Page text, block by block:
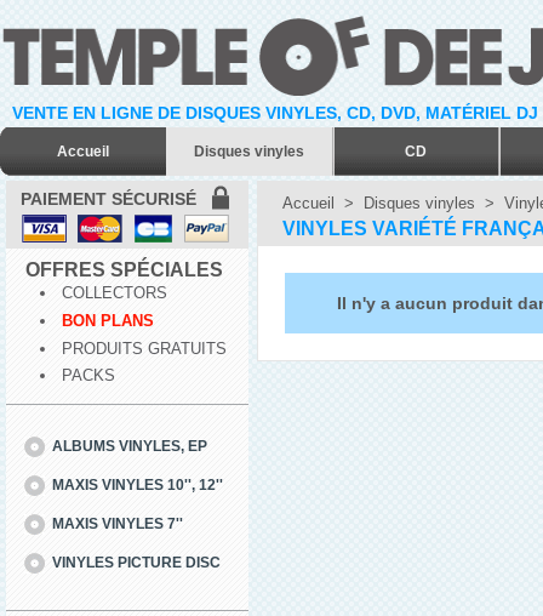
VENTE EN LIGNE DE DISQUES VINYLES, CD, DVD, MATÉRIEL
Accueil Disques vinyles CD
PAIEMENT SÉCURISÉ
OFFRES SPÉCIALES
COLLECTORS
BON PLANS
PRODUITS GRATUITS
PACKS
ALBUMS VINYLES, EP
MAXIS VINYLES 10'', 12''
MAXIS VINYLES 7''
VINYLES PICTURE DISC
Accueil > Disques vinyles >
VINYLES VARIÉTÉ
Il n'y a aucun produit